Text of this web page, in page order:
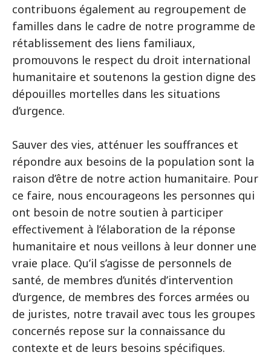
contribuons également au regroupement de
familles dans le cadre de notre programme de
rétablissement des liens familiaux,
promouvons le respect du droit international
humanitaire et soutenons la gestion digne des
dépouilles mortelles dans les situations
d’urgence.
Sauver des vies, atténuer les souffrances et
répondre aux besoins de la population sont la
raison d’être de notre action humanitaire. Pour
ce faire, nous encourageons les personnes qui
ont besoin de notre soutien à participer
effectivement à l’élaboration de la réponse
humanitaire et nous veillons à leur donner une
vraie place. Qu’il s’agisse de personnels de
santé, de membres d’unités d’intervention
d’urgence, de membres des forces armées ou
de juristes, notre travail avec tous les groupes
concernés repose sur la connaissance du
contexte et de leurs besoins spécifiques.